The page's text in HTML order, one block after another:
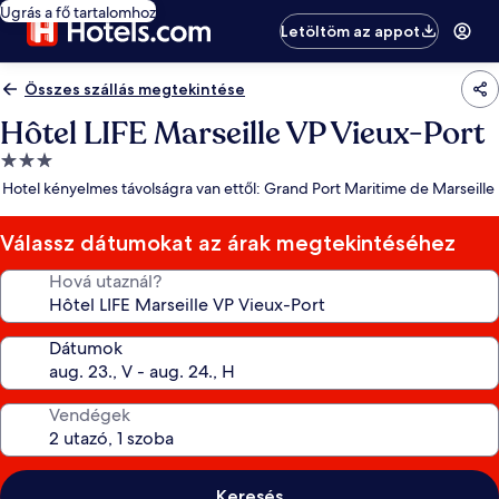
Ugrás a fő tartalomhoz
Letöltöm az appot
Összes szállás megtekintése
Hôtel LIFE Marseille VP Vieux-Port
3.0
csillagos
Hotel kényelmes távolságra van ettől: Grand Port Maritime de Marseille
Válassz dátumokat az árak megtekintéséhez
Hová utaznál?
Dátumok
Vendégek